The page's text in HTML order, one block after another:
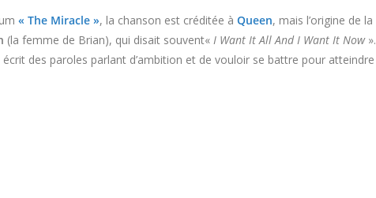
« The Miracle », la chanson est créditée à Queen, mais l’origine de la
(la femme de Brian), qui disait souvent« I Want It All And I Want It Now».
des paroles parlant d’ambition et de vouloir se battre pour atteindre